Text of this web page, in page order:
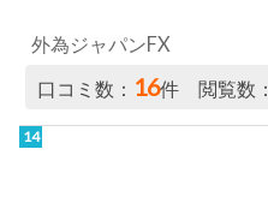
外為ジャパンFX
口コミ数： 16件 閲覧数：